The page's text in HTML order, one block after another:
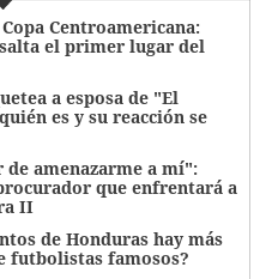
Centroamericana:
el primer lugar del
a esposa de "El
es y su reacción se
amenazarme a mí":
que enfrentará a
II
de Honduras hay más
futbolistas famosos?